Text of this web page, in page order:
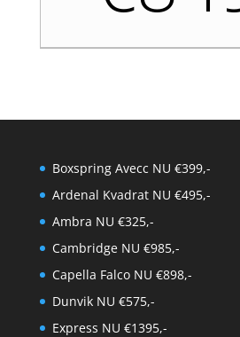
Boxspring Avecc NU €399,-
Ardenal Kvadrat NU €495,-
Ambra NU €325,-
Cambridge NU €985,-
Capella Falco NU €898,-
Dunvik NU €575,-
Express NU €1395,-